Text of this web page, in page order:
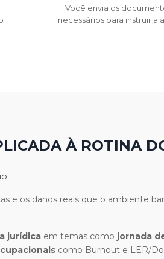
Você envia os
necessários para instruir a
À ROTINA
e os danos reais que o ambiente
jurídica em temas como jornada
como Burnout e LER/